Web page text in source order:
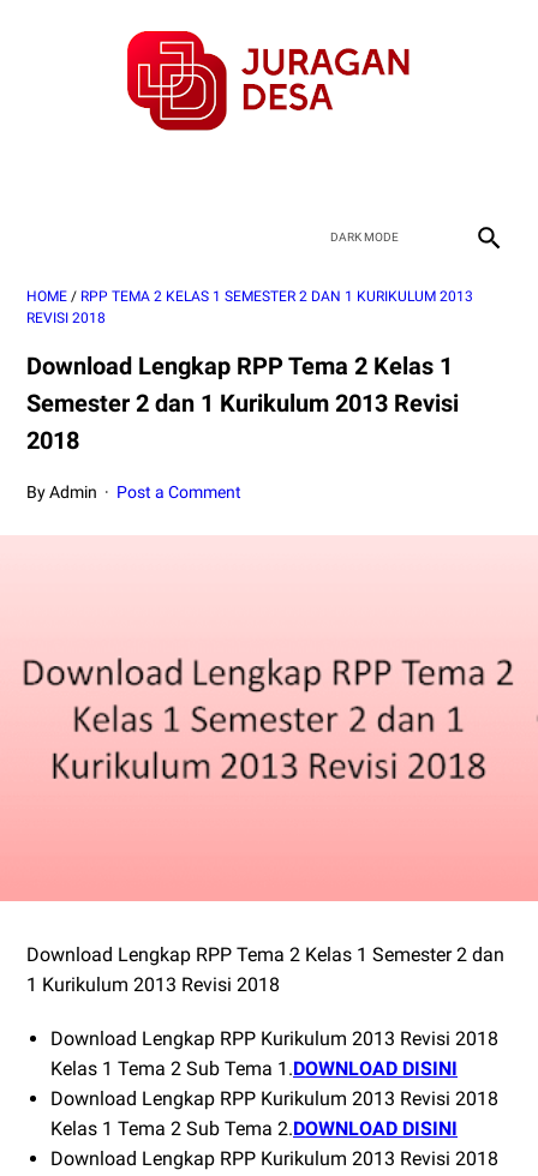
HOME / RPP TEMA 2 KELAS 1 SEMESTER 2 DAN 1 KURIKULUM 2013
REVISI 2018
Download Lengkap RPP Tema 2 Kelas 1
Semester 2 dan 1 Kurikulum 2013 Revisi
2018
By Admin Post a Comment
Download Lengkap RPP Tema 2 Kelas 1 Semester 2 dan
1 Kurikulum 2013 Revisi 2018
Download Lengkap RPP Kurikulum 2013 Revisi 2018
Kelas 1 Tema 2 Sub Tema 1.DOWNLOAD DISINI
Download Lengkap RPP Kurikulum 2013 Revisi 2018
Kelas 1 Tema 2 Sub Tema 2.DOWNLOAD DISINI
Download Lengkap RPP Kurikulum 2013 Revisi 2018